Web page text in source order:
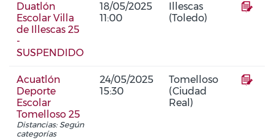
Duatlón
Escolar Villa
de Illescas 25
-
SUSPENDIDO
18/05/2025
11:00
Illescas
(Toledo)
Acuatlón
Deporte
Escolar
Tomelloso 25
Distancias: Según
categorías
24/05/2025
15:30
Tomelloso
(Ciudad
Real)